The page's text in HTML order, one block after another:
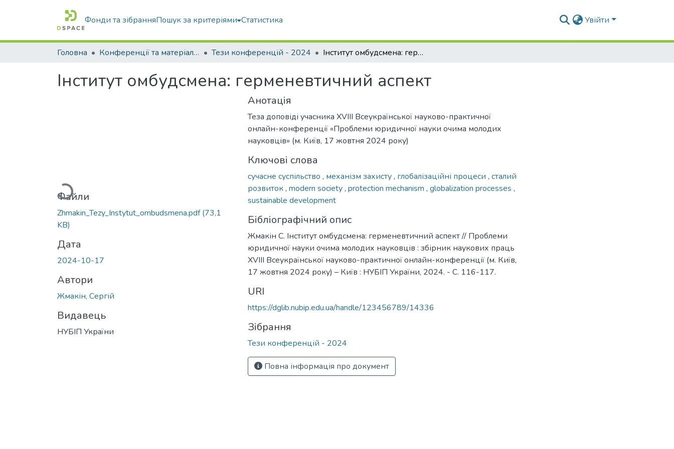
Фонди та зібранняПошук за критеріями Статистика Увійти
Головна Конференції та матеріали конференцій Тези конференцій - 2024 Інститут омбудсмена: герменевтичний аспект
Інститут омбудсмена: герменевтичний аспект
Вантажиться...
Файли
Zhmakin_Tezy_Instytut_ombudsmena.pdf(73,1
KB)
Дата
2024-10-17
Автори
Жмакін, Сергій
Видавець
НУБІП України
Анотація
Теза доповіді учасника XVIII Всеукраїнської науково-практичної
онлайн-конференції «Проблеми юридичної науки очима молодих
науковців» (м. Київ, 17 жовтня 2024 року)
Ключові слова
сучасне суспільство , механізм захисту, глобалізаційні процеси , сталий
розвиток, modern society, protection mechanism , globalization processes ,
sustainable development
Бібліографічний опис
Жмакін С. Інститут омбудсмена: герменевтичний аспект // Проблеми
юридичної науки очима молодих науковців : збірник наукових праць
XVIII Всеукраїнської науково-практичної онлайн-конференції (м. Київ,
17 жовтня 2024 року) – Київ : НУБІП України, 2024. - С. 116-117.
URI
https://dglib.nubip.edu.ua/handle/123456789/14336
Зібрання
Тези конференцій - 2024
Повна інформація про документ